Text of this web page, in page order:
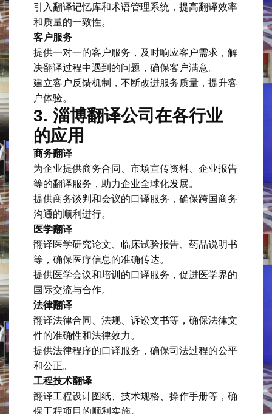
引入翻译记忆库和术语管理系统，提高翻译效率
和质量的一致性。
客户服务
提供一对一的客户服务，及时响应客户需求，解
决翻译过程中遇到的问题，确保客户满意。
建立客户反馈机制，不断改进服务质量，提升客
户体验。
3. 淄博翻译公司在各行业
的应用
商务翻译
为企业提供商务合同、市场宣传资料、企业报告
等的翻译服务，助力企业全球化发展。
提供商务谈判和会议的口译服务，确保跨国商务
沟通的顺利进行。
医学翻译
翻译医学研究论文、临床试验报告、药品说明书
等，确保医疗信息的准确传达。
提供医学会议和培训的口译服务，促进医学界的
国际交流与合作。
法律翻译
翻译法律合同、法规、诉讼文书等，确保法律文
件的准确性和法律效力。
提供法律程序的口译服务，确保司法过程的公平
和公正。
工程技术翻译
翻译工程设计图纸、技术规格、操作手册等，确
保工程项目的顺利实施。